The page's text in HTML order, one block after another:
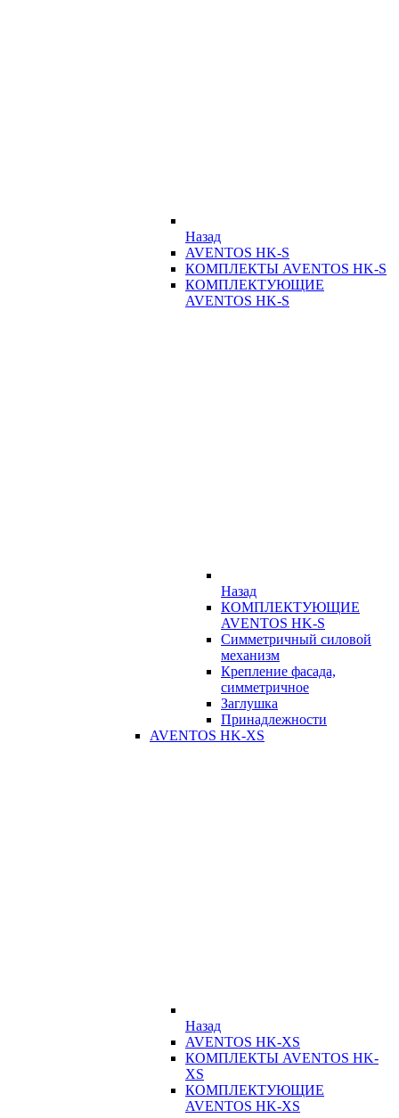
Назад
AVENTOS HK-S
КОМПЛЕКТЫ AVENTOS HK-S
КОМПЛЕКТУЮЩИЕ
AVENTOS HK-S
Назад
КОМПЛЕКТУЮЩИЕ
AVENTOS HK-S
Симметричный силовой
механизм
Крепление фасада,
симметричное
Заглушка
Принадлежности
AVENTOS HK-XS
Назад
AVENTOS HK-XS
КОМПЛЕКТЫ AVENTOS HK-
XS
КОМПЛЕКТУЮЩИЕ
AVENTOS HK-XS